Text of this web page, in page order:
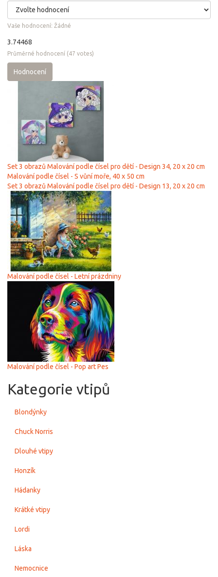
Vaše hodnocení: Žádné
3.74468
Průměrné hodnocení (47 votes)
Hodnocení
Set 3 obrazů Malování podle čísel pro dětí - Design 34, 20 x 20 cm
Malování podle čísel - S vůní moře, 40 х 50 cm
Set 3 obrazů Malování podle čísel pro dětí - Design 13, 20 x 20 cm
Malování podle čísel - Letní prázdniny
Malování podle čísel - Pop art Pes
Kategorie vtipů
Blondýnky
Chuck Norris
Dlouhé vtipy
Honzík
Hádanky
Krátké vtipy
Lordi
Láska
Nemocnice